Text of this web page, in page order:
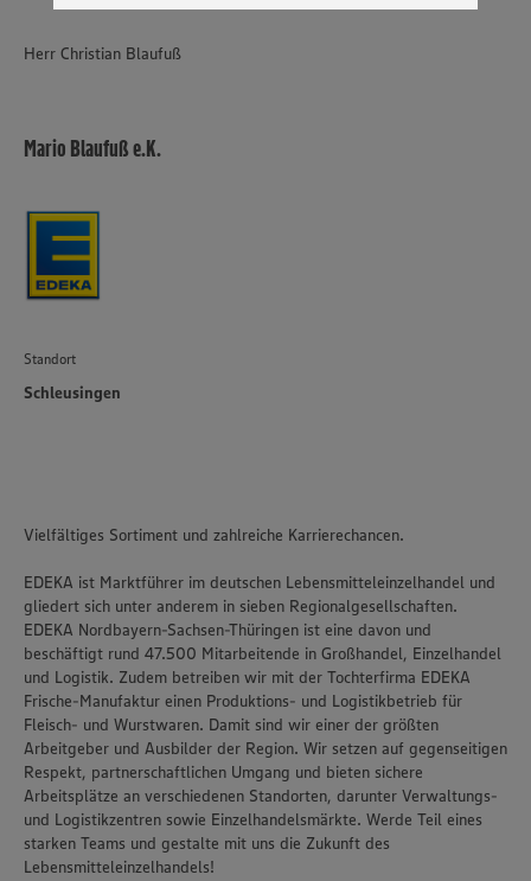
genannten Dienste Ihre Daten verarbeiten. Weitere
unseren Datenschutzhinweisen sowie in unserer Cookie
Herr Christian Blaufuß
Mario Blaufuß e.K.
Standort
Schleusingen
Vielfältiges Sortiment und zahlreiche Karrierechancen.
EDEKA ist Marktführer im deutschen Lebensmitteleinzelhandel und
gliedert sich unter anderem in sieben Regionalgesellschaften.
EDEKA Nordbayern-Sachsen-Thüringen ist eine davon und
beschäftigt rund 47.500 Mitarbeitende in Großhandel, Einzelhandel
und Logistik. Zudem betreiben wir mit der Tochterfirma EDEKA
Frische-Manufaktur einen Produktions- und Logistikbetrieb für
Fleisch- und Wurstwaren. Damit sind wir einer der größten
Arbeitgeber und Ausbilder der Region. Wir setzen auf gegenseitigen
Respekt, partnerschaftlichen Umgang und bieten sichere
Arbeitsplätze an verschiedenen Standorten, darunter Verwaltungs-
und Logistikzentren sowie Einzelhandelsmärkte. Werde Teil eines
starken Teams und gestalte mit uns die Zukunft des
Lebensmitteleinzelhandels!